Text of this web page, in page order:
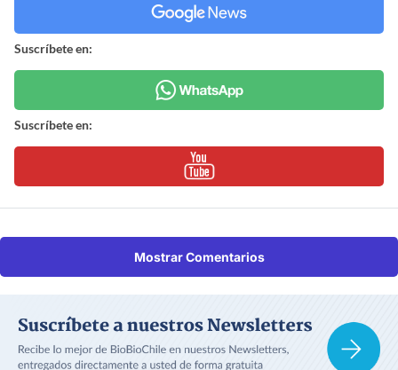
Suscríbete en:
Suscríbete en:
Mostrar Comentarios